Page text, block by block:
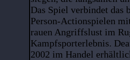
Das Spiel verbindet
Person-Actionspielen
rauen Angriffslust im
Kampfsporterlebnis.
2002 im Handel